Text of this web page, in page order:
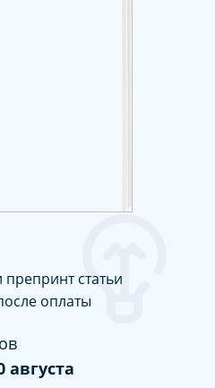
статьи
оплаты
августа